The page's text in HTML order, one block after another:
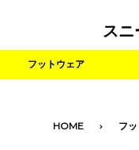
スニ
フットウェア
HOME フ